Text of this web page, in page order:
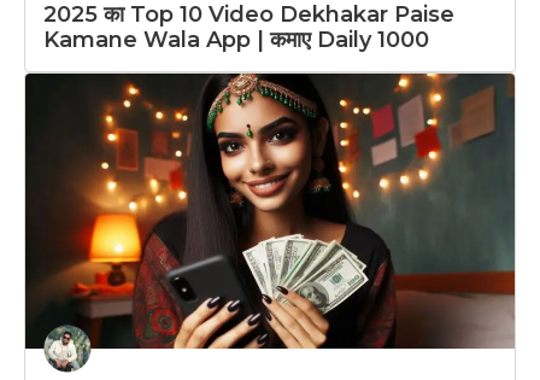
2025 का Top 10 Video Dekhakar Paise
Kamane Wala App | कमाए Daily 1000